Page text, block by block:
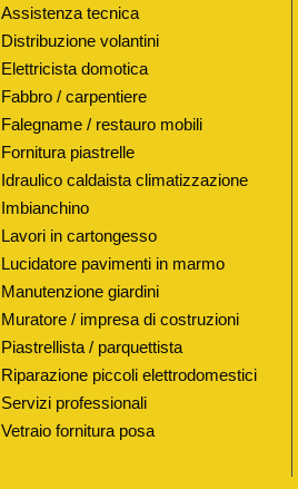
Assistenza tecnica
Distribuzione volantini
Elettricista domotica
Fabbro / carpentiere
Falegname / restauro mobili
Fornitura piastrelle
Idraulico caldaista climatizzazione
Imbianchino
Lavori in cartongesso
Lucidatore pavimenti in marmo
Manutenzione giardini
Muratore / impresa di costruzioni
Piastrellista / parquettista
Riparazione piccoli elettrodomestici
Servizi professionali
Vetraio fornitura posa